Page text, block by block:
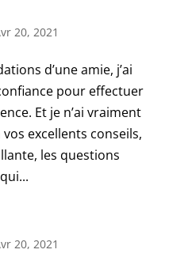
20, 2021
d’une amie, j’ai
pour effectuer
Et je n’ai vraiment
excellents conseils,
les questions
20, 2021